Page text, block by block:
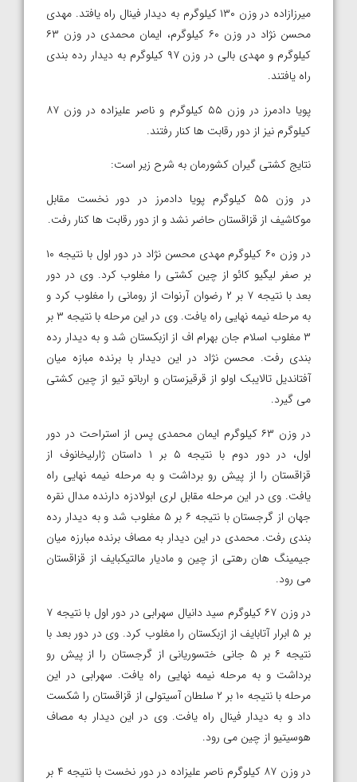
میرزازاده در وزن ۱۳۰ کیلوگرم به دیدار فینال راه یافتد. مهدی
محسن نژاد در وزن ۶۰ کیلوگرم، ایمان محمدی در وزن ۶۳
کیلوگرم و مهدی بالی در وزن ۹۷ کیلوگرم به دیدار رده بندی
راه یافتند.
پویا دادمرز در وزن ۵۵ کیلوگرم و ناصر علیزاده در وزن ۸۷
کیلوگرم نیز از دور رقابت ها کنار رفتند.
نتایج کشتی گیران کشورمان به شرح زیر است:
در وزن ۵۵ کیلوگرم پویا دادمرز در دور نخست مقابل
موکاشیف از قزاقستان حاضر نشد و از دور رقابت ها کنار رفت.
در وزن ۶۰ کیلوگرم مهدی محسن نژاد در دور اول با نتیجه ۱۰
بر صفر لیگیو کائو از چین کشتی را مغلوب کرد. وی در دور
بعد با نتیجه ۷ بر ۲ رضوان آرنوات از رومانی را مغلوب کرد و
به مرحله نیمه نهایی راه یافت. وی در این مرحله با نتیجه ۳ بر
۳ مغلوب اسلام جان بهرام اف از ازبکستان شد و به دیدار رده
بندی رفت. محسن نژاد در این دیدار با برنده مبازه میان
آفتاندیل تالایبک اولو از قرقیزستان و ارباتو تیو از چین کشتی
می گیرد.
در وزن ۶۳ کیلوگرم ایمان محمدی پس از استراحت در دور
اول،‌ در دور دوم با نتیجه ۵ بر ۱ داستان ژارلیخانوف از
قزاقستان را از پیش رو برداشت و به مرحله نیمه نهایی راه
یافت. وی در این مرحله مقابل لری ابولادزه دارنده مدال نقره
جهان از گرجستان با نتیجه ۶ بر ۵ مغلوب شد و به دیدار رده
بندی رفت. محمدی در این دیدار به مصاف برنده مبارزه میان
جیمینگ هان رهتی از چین و مادیار مالتیکبایف از قزاقستان
می رود.
در وزن ۶۷ کیلوگرم‌ سید دانیال سهرابی در دور اول با نتیجه ۷
بر ۵ ابرار آتابایف از ازبکستان را مغلوب کرد. وی در دور بعد با
نتیجه ۶ بر ۵ جانی ختسوریانی از گرجستان را از پیش رو
برداشت و به مرحله نیمه نهایی راه یافت. سهرابی در این
مرحله با نتیجه ۱۰ بر ۲ سلطان آسیتولی از قزاقستان را شکست
داد و به دیدار فینال راه یافت. وی در این دیدار به مصاف
هوسیتیو از چین می رود.
در وزن ۸۷ کیلوگرم‌ ناصر علیزاده در دور نخست با نتیجه ۴ بر